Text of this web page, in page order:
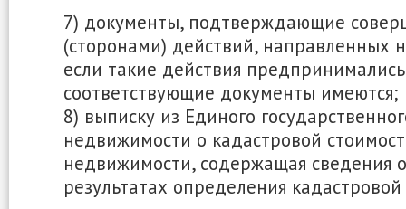
7) документы, подтверждающие
(сторонами) действий, направленных
если такие действия
соответствующие документы имеются;
8) выписку из Единого
недвижимости о кадастровой
недвижимости, содержащая сведения
результатах определения